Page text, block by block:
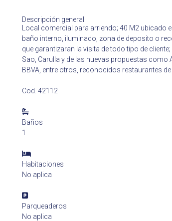
Descripción general
Local comercial para arriendo; 40 M2 ubicado
baño interno, iluminado, zona de deposito o
que garantizaran la visita de todo tipo de
Sao, Carulla y de las nuevas propuestas como
BBVA, entre otros, reconocidos restaurantes
Cod. 42112
Baños
1
Habitaciones
No aplica
Parqueaderos
No aplica